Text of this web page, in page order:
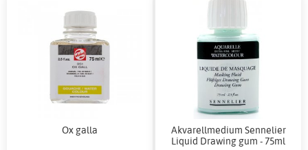
Ox galla
Akvarellmedium Sennelier
Liquid Drawing gum - 75ml